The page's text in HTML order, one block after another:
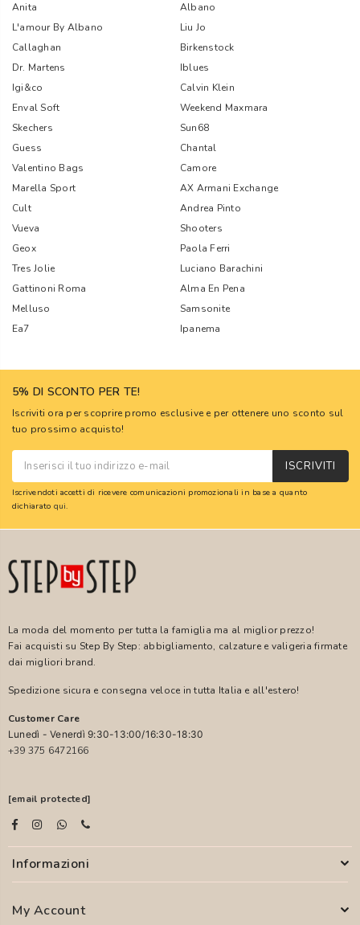
Anita
Albano
L'amour By Albano
Liu Jo
Callaghan
Birkenstock
Dr. Martens
Iblues
Igi&co
Calvin Klein
Enval Soft
Weekend Maxmara
Skechers
Sun68
Guess
Chantal
Valentino Bags
Camore
Marella Sport
AX Armani Exchange
Cult
Andrea Pinto
Vueva
Shooters
Geox
Paola Ferri
Tres Jolie
Luciano Barachini
Gattinoni Roma
Alma En Pena
Melluso
Samsonite
Ea7
Ipanema
5% DI SCONTO PER TE!
Iscriviti ora per scoprire promo esclusive e per ottenere uno sconto sul
tuo prossimo acquisto!
ISCRIVITI
Iscrivendoti accetti di ricevere comunicazioni promozionali in base a quanto
dichiarato qui.
La moda del momento per tutta la famiglia ma al miglior prezzo!
Fai acquisti su Step By Step: abbigliamento, calzature e valigeria firmate
dai migliori brand.
Spedizione sicura e consegna veloce in tutta Italia e all'estero!
Customer Care
Lunedì - Venerdì 9:30-13:00/16:30-18:30
+39 375 6472166
[email protected]
Informazioni
My Account